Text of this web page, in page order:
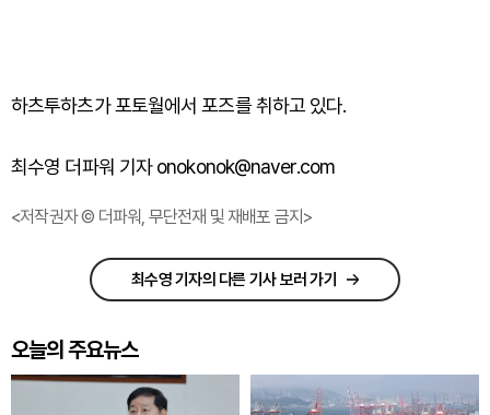
하츠투하츠가 포토월에서 포즈를 취하고 있다.
최수영 더파워 기자 onokonok@naver.com
<저작권자 © 더파워, 무단전재 및 재배포 금지>
최수영 기자의 다른 기사 보러 가기
오늘의 주요뉴스